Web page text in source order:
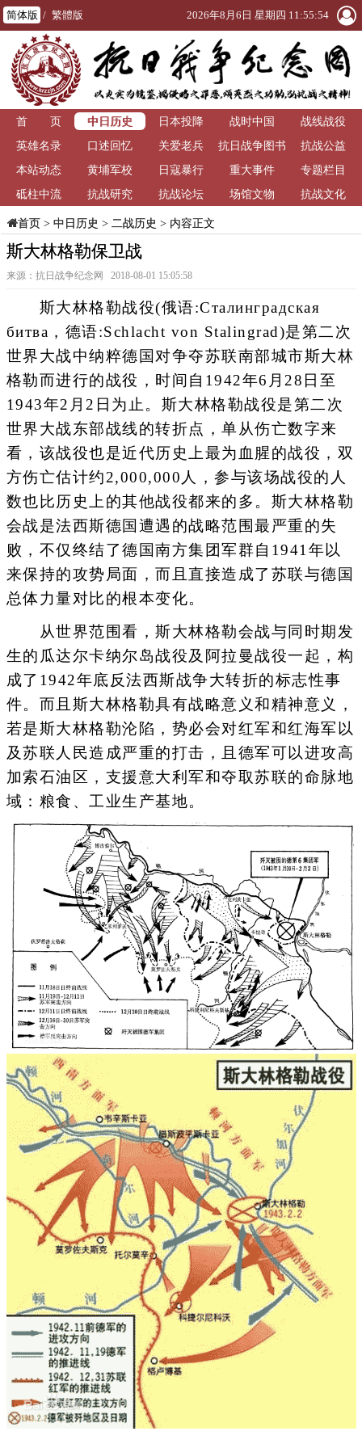
简体版 / 繁體版 2026年8月6日 星期四 11:55:55
首 页 中日历史 日本投降 战时中国
战线战役
英雄名录
口述回忆 关爱老兵
抗日战争图书
馆
抗战公益
本站动态
黄埔军校 日寇暴行 重大事件
专题栏目
砥柱中流
抗战研究 抗战论坛 场馆文物 抗战文化
首页> 中日历史 > 二战历史 > 内容正文
斯大林格勒保卫战
来源：抗日战争纪念网 2018-08-01 15:05:58
斯大林格勒战役(俄语:Сталинградская
битва，德语:Schlacht von Stalingrad)是第二次
世界大战中纳粹德国对争夺苏联南部城市斯大林
格勒而进行的战役，时间自1942年6月28日至
1943年2月2日为止。斯大林格勒战役是第二次
世界大战东部战线的转折点，单从伤亡数字来
看，该战役也是近代历史上最为血腥的战役，双
方伤亡估计约2,000,000人，参与该场战役的人
数也比历史上的其他战役都来的多。斯大林格勒
会战是法西斯德国遭遇的战略范围最严重的失
败，不仅终结了德国南方集团军群自1941年以
来保持的攻势局面，而且直接造成了苏联与德国
总体力量对比的根本变化。
从世界范围看，斯大林格勒会战与同时期发
生的瓜达尔卡纳尔岛战役及阿拉曼战役一起，构
成了1942年底反法西斯战争大转折的标志性事
件。而且斯大林格勒具有战略意义和精神意义，
若是斯大林格勒沦陷，势必会对红军和红海军以
及苏联人民造成严重的打击，且德军可以进攻高
加索石油区，支援意大利军和夺取苏联的命脉地
域：粮食、工业生产基地。